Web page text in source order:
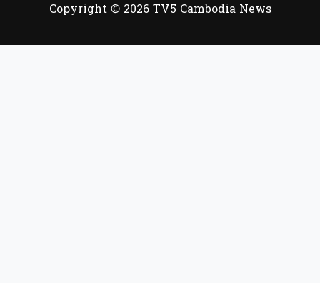
Copyright © 2026 TV5 Cambodia News